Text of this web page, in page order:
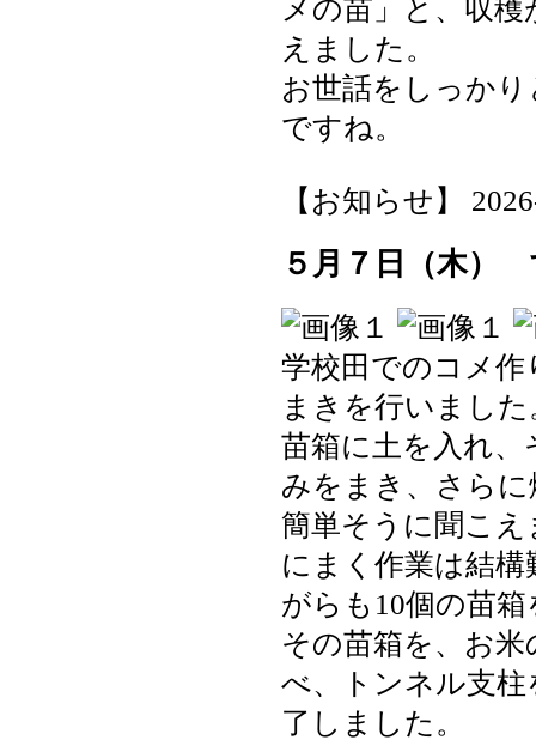
メの苗」と、収
えました。
お世話をしっか
ですね。
【お知らせ】
５月７日（木
学校田でのコメ
まきを行いました
苗箱に土を入れ
みをまき、さら
簡単そうに聞こ
にまく作業は結
がらも10個の苗
その苗箱を、お
べ、トンネル支
了しました。